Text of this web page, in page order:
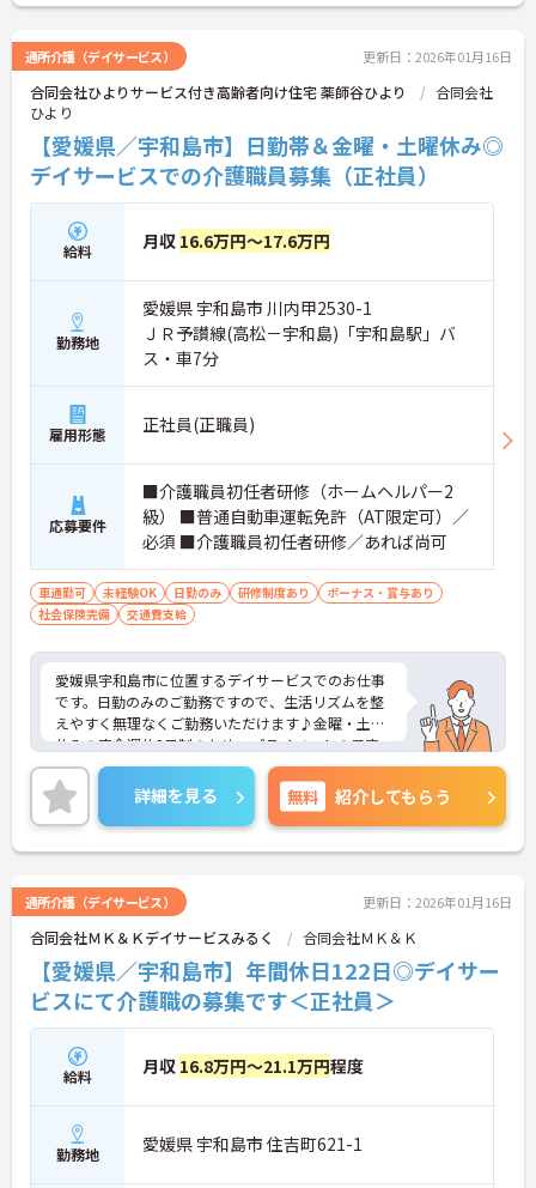
通所介護（デイサービス） 更新日：2026年01月16日
合同会社ひよりサービス付き高齢者向け住宅 薬師谷ひより
合同会社
ひより
【愛媛県／宇和島市】日勤帯＆金曜・土曜休み◎
デイサービスでの介護職員募集（正社員）
給料 月収 16.6万円～17.6万円
勤務地
愛媛県 宇和島市 川内甲2530-1
ＪＲ予讃線(高松－宇和島)「宇和島駅」バ
ス・車7分
雇用形態 正社員(正職員)
応募要件
■介護職員初任者研修（ホームヘルパー2
級） ■普通自動車運転免許（AT限定可）／
必須 ■介護職員初任者研修／あれば尚可
車通勤可 未経験OK 日勤のみ 研修制度あり
ボーナス・賞与あり
社会保険完備
交通費支給
愛媛県宇和島市に位置するデイサービスでのお仕事
です。日勤のみのご勤務ですので、生活リズムを整
えやすく無理なくご勤務いただけます♪金曜・土曜
休みの完全週休2日制のため、プライベートの予定
も立てやすく、ワークライフバランスを重視した働
き方が叶います。ご興味のある方には、面接対策ポ
イントなど、さらに詳細をお話しいたしますのでお
気軽にご相談ください！
詳細を見る 無料 紹介してもらう
通所介護（デイサービス） 更新日：2026年01月16日
合同会社ＭＫ＆Ｋデイサービスみるく 合同会社ＭＫ＆Ｋ
【愛媛県／宇和島市】年間休日122日◎デイサー
ビスにて介護職の募集です＜正社員＞
給料 月収 16.8万円～21.1万円程度
勤務地 愛媛県 宇和島市 住吉町621-1